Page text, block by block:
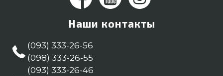
Наши контакты
(093) 333-26-56
(098) 333-26-55
(093) 333-26-46